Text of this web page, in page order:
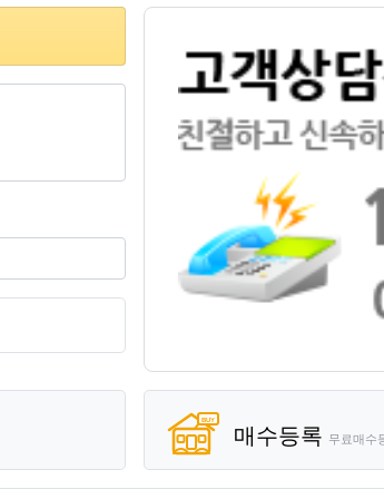
매수등록 무료매수